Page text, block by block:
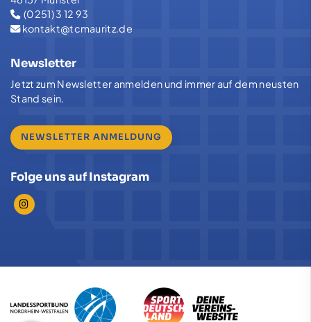
(0251) 3 12 93
kontakt@tcmauritz.de
Newsletter
Jetzt zum Newsletter anmelden und immer auf dem neusten
Stand sein.
NEWSLETTER ANMELDUNG
Folge uns auf Instagram